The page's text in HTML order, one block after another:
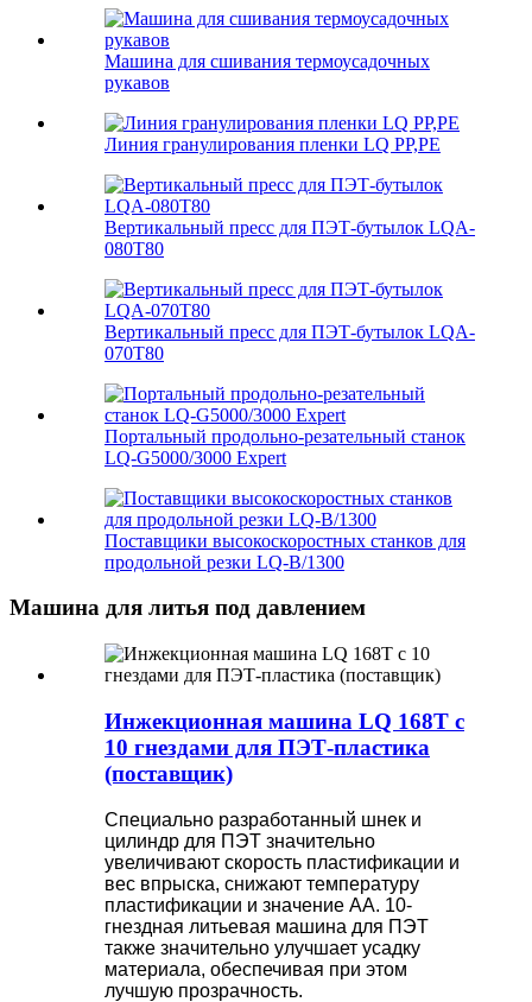
Машина для сшивания термоусадочных
рукавов
Линия гранулирования пленки LQ PP,PE
Вертикальный пресс для ПЭТ-бутылок LQA-
080T80
Вертикальный пресс для ПЭТ-бутылок LQA-
070T80
Портальный продольно-резательный станок
LQ-G5000/3000 Expert
Поставщики высокоскоростных станков для
продольной резки LQ-B/1300
Машина для литья под давлением
Инжекционная машина LQ 168T с
10 гнездами для ПЭТ-пластика
(поставщик)
Специально разработанный шнек и
цилиндр для ПЭТ значительно
увеличивают скорость пластификации и
вес впрыска, снижают температуру
пластификации и значение AA. 10-
гнездная литьевая машина для ПЭТ
также значительно улучшает усадку
материала, обеспечивая при этом
лучшую прозрачность.